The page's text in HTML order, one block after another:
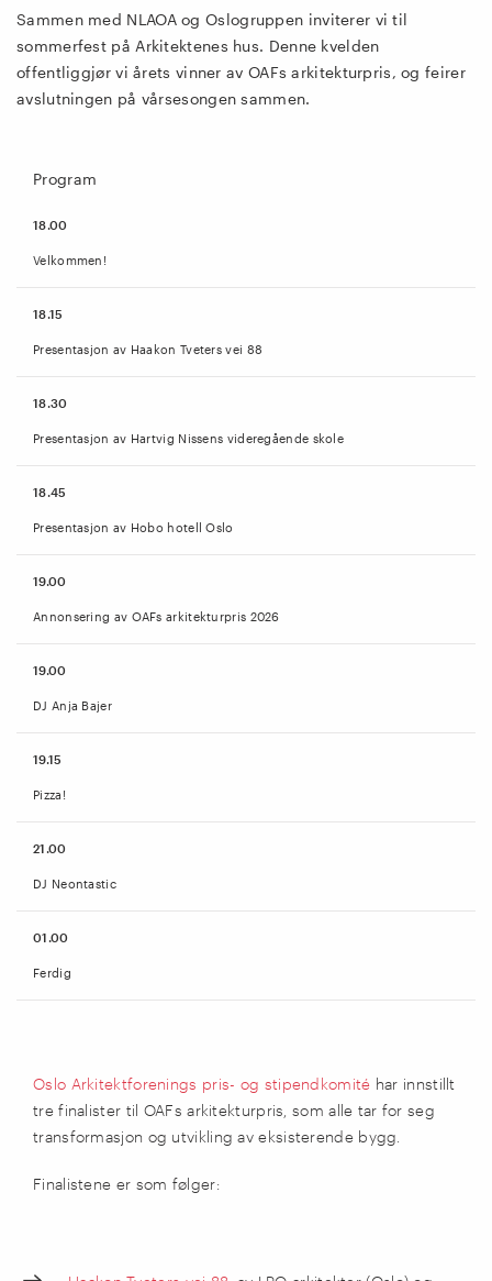
Sammen med NLAOA og Oslogruppen inviterer vi til
sommerfest på Arkitektenes hus. Denne kvelden
offentliggjør vi årets vinner av OAFs arkitekturpris, og feirer
avslutningen på vårsesongen sammen.
Program
18.00
Velkommen!
18.15
Presentasjon av Haakon Tveters vei 88
18.30
Presentasjon av Hartvig Nissens videregående skole
18.45
Presentasjon av Hobo hotell Oslo
19.00
Annonsering av OAFs arkitekturpris 2026
19.00
DJ Anja Bajer
19.15
Pizza!
21.00
DJ Neontastic
01.00
Ferdig
Oslo Arkitektforenings pris- og stipendkomité har innstillt
tre finalister til OAFs arkitekturpris, som alle tar for seg
transformasjon og utvikling av eksisterende bygg.
Finalistene er som følger: